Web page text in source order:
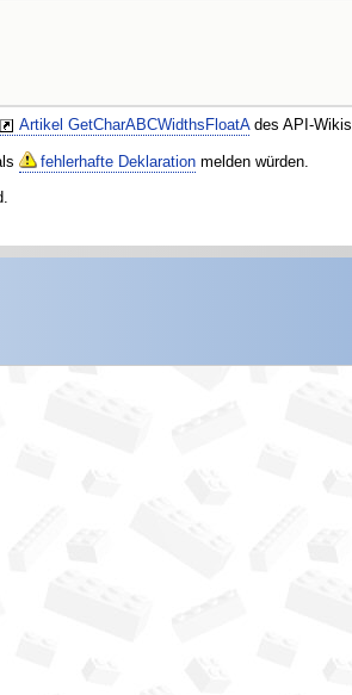
Artikel GetCharABCWidthsFloatAdes API-Wikis.
fehlerhafte Deklarationmelden würden.